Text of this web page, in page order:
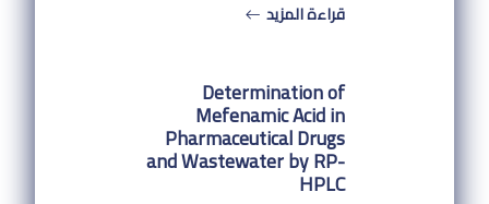
قراءة المزيد
Determination of
Mefenamic Acid in
Pharmaceutical Drugs
and Wastewater by RP-
HPLC